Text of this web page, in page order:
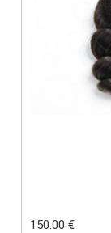
150.00 €